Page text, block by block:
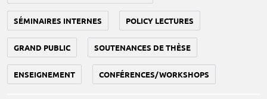
SÉMINAIRES INTERNES POLICY LECTURES
GRAND PUBLIC SOUTENANCES DE THÈSE
ENSEIGNEMENT CONFÉRENCES/WORKSHOPS